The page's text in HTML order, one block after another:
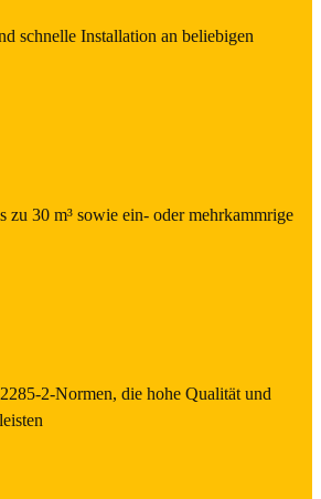
schnelle Installation an beliebigen
zu 30 m³ sowie ein- oder mehrkammrige
2-Normen, die hohe Qualität und